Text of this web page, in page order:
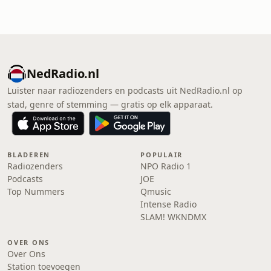
NedRadio.nl
Luister naar radiozenders en podcasts uit NedRadio.nl op
stad, genre of stemming — gratis op elk apparaat.
BLADEREN
Radiozenders
Podcasts
Top Nummers
POPULAIR
NPO Radio 1
JOE
Qmusic
Intense Radio
SLAM! WKNDMX
OVER ONS
Over Ons
Station toevoegen